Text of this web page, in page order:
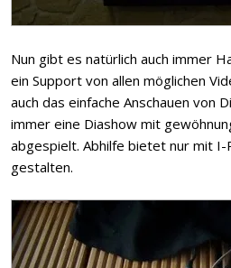
Nun gibt es natürlich auch immer
ein Support von allen möglichen
auch das einfache Anschauen von
immer eine Diashow mit
abgespielt. Abhilfe bietet nur mit I-
gestalten.